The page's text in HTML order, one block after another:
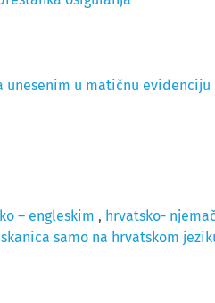
u matičnu evidenciju
– engleskim , hrvatsko-
samo na hrvatskom